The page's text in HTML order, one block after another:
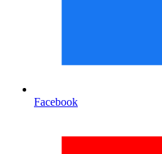
Facebook